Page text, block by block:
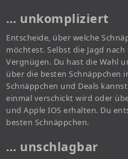
… unkompliziert
Entscheide, über welche
möchtest. Selbst die Jagd
Vergnügen. Du hast die Wahl
über die besten Schnäppchen
Schnäppchen und Deals
einmal verschickt wird oder
und Apple IOS erhalten. Du
besten Schnäppchen.
… unschlagbar